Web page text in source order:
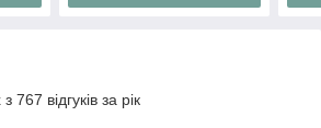
767 відгуків за рік